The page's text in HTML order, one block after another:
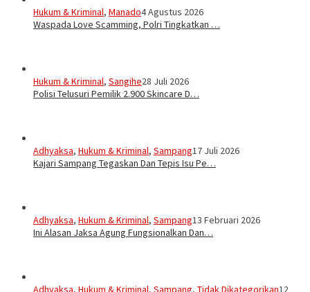
Hukum & Kriminal, Manado4 Agustus 2026
Waspada Love Scamming, Polri Tingkatkan …
Hukum & Kriminal, Sangihe28 Juli 2026
Polisi Telusuri Pemilik 2.900 Skincare D…
Adhyaksa, Hukum & Kriminal, Sampang17 Juli 2026
Kajari Sampang Tegaskan Dan Tepis Isu Pe…
Adhyaksa, Hukum & Kriminal, Sampang13 Februari 2026
Ini Alasan Jaksa Agung Fungsionalkan Dan…
Adhyaksa, Hukum & Kriminal, Sampang, Tidak Dikategorikan12